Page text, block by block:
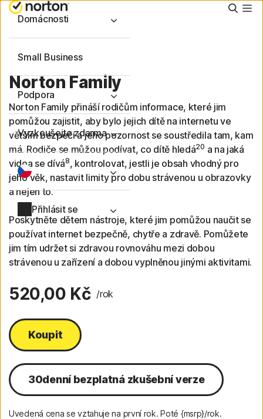
Domácnosti
Small Business
Podpora
Vyzkoušejte zdarma
Přihlásit se
Norton Family
Norton Family přináší rodičům informace, které jim
pomůžou zajistit, aby bylo jejich dítě na internetu ve
větším bezpečí a jeho pozornost se soustředila tam, kam
má. Rodiče se můžou podívat, co dítě hledá20 a na jaká
videa se dívá8, kontrolovat, jestli je obsah vhodný pro
jeho věk, nastavit limity pro dobu strávenou u obrazovky
a nejen to.
Poskytněte dětem nástroje, které jim pomůžou naučit se
používat internet bezpečně, chytře a zdravě. Pomůžete
jim tím udržet si zdravou rovnováhu mezi dobou
strávenou u zařízení a dobou vyplněnou jinými aktivitami.
520,00 Kč /rok
Koupit
30denní bezplatná zkušební verze
Uvedená cena se vztahuje na první rok. Poté {msrp}/rok.